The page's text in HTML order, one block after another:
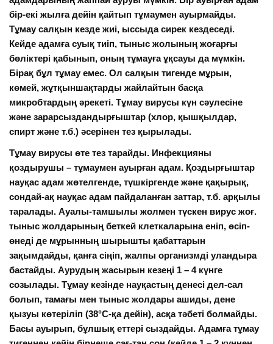
бір-екі жылға дейін қайтып тұмаумен ауырмайды.
Тұмау салқын кезде жиі, ыссыда сирек кездеседі.
Кейде адамға суық тиіп, тыныс жолының жоғарғы
бөліктері қабынып, оның тұмауға ұқсауы да мүмкін.
Бірақ бұл тұмау емес. Ол салқын тигенде мұрын,
көмей, жұтқыншақтарды жайлайтын басқа
микробтардың әрекеті. Тұмау вирусы күн сәулесіне
және зарарсыздандырғыштар (хлор, қышқылдар,
спирт және т.б.) әсерінен тез қырылады.
Тұмау вирусы өте тез тарайды. Инфекцияны
қоздырушы – тұмаумен ауырған адам. Қоздырғыштар
науқас адам жөтелгенде, түшкіргенде және қақырық,
сондай-ақ науқас адам пайдаланған заттар, т.б. арқылы
таралады. Ауалы-тамшылы жолмен түскен вирус жоғ.
тыныс жолдарының беткей клеткаларынаеніп, өсіп-
өнеді де мұрынның шырышты қабаттарын
зақымдайды, қанға сіңіп, жалпы организмді уландыра
бастайды. Аурудың жасырын кезеңі 1 – 4 күнге
созылады. Тұмау кезінде науқастың денесі дел-сал
болып, тамағы мен тыныс жолдары ашиды, дене
қызуы көтеріліп (38°С-қа дейін), асқа тәбеті болмайды.
Басы ауырып, бұлшық еттері сыздайды. Адамға тұмау